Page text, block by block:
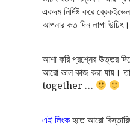
একদম নির্দিষ্ট করে
আপনার কত দিন লাগা
আশা করি প্রশ্নের উত্তর
আরো ভাল কাজ করা যায়।
together …
এই লিংকহতে আরো